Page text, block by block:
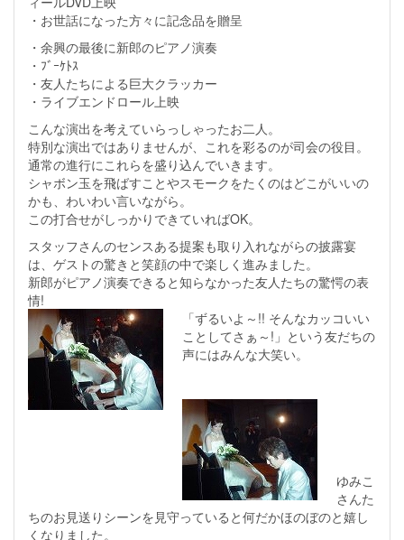
・お世話になった方々に記念品を贈呈
・余興の最後に新郎のピアノ演奏
・ﾌﾞｰｹﾄｽ
・友人たちによる巨大クラッカー
・ライブエンドロール上映
こんな演出を考えていらっしゃったお二人。
特別な演出ではありませんが、これを彩るのが司会の役目。
通常の進行にこれらを盛り込んでいきます。
シャボン玉を飛ばすことやスモークをたくのはどこがいいの
かも、わいわい言いながら。
この打合せがしっかりできていればOK。
スタッフさんのセンスある提案も取り入れながらの披露宴
は、ゲストの驚きと笑顔の中で楽しく進みました。
新郎がピアノ演奏できると知らなかった友人たちの驚愕の表
情!
「ずるいよ～!! そんなカッコいい
ことしてさぁ～!」という友だちの
声にはみんな大笑い。
ゆみこ
さんた
ちのお見送りシーンを見守っていると何だかほのぼのと嬉し
くなりました。